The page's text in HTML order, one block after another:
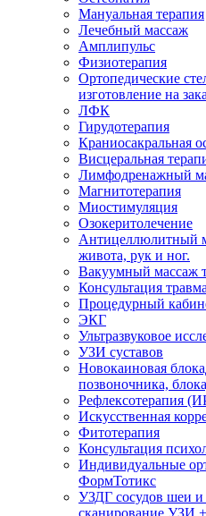
Мануальная терапия
Лечебный массаж
Амплипульс
Физиотерапия
Ортопедические
изготовление на
ЛФК
Гирудотерапия
Краниосакральная
Висцеральная
Лимфодренажный
Магнитотерапия
Миостимуляция
Озокеритолечение
Антицеллюлитный
живота, рук и ног.
Вакуумный массаж
Консультация
Процедурный
ЭКГ
Ультразвуковое
УЗИ суставов
Новокаиновая
позвоночника,
Рефлексотерапия
Искусственная
Фитотерапия
Консультация
Индивидуальные
ФормТотикс
УЗДГ сосудов шеи и
сканирование УЗИ